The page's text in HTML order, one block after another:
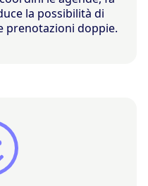
la possibilità di
prenotazioni doppie.